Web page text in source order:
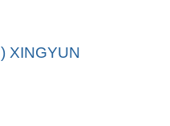
XINGYUN